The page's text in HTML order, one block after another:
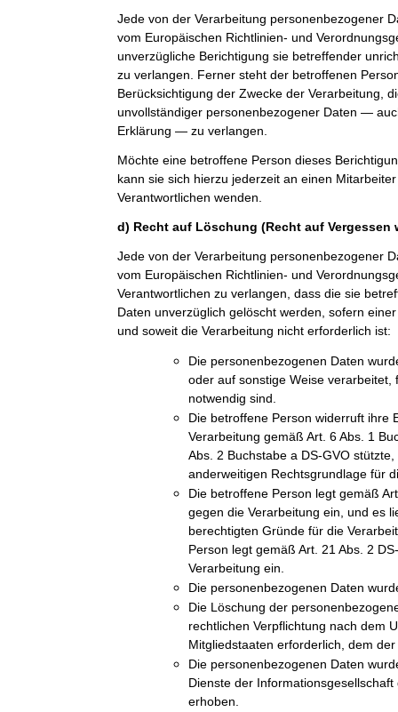
Jede von der Verarbeitung personenbezogener
vom Europäischen Richtlinien- und
unverzügliche Berichtigung sie betreffender
zu verlangen. Ferner steht der betroffenen
Berücksichtigung der Zwecke der Verarbeitung,
unvollständiger personenbezogener Daten —
Erklärung — zu verlangen.
Möchte eine betroffene Person dieses
kann sie sich hierzu jederzeit an einen
Verantwortlichen wenden.
d) Recht auf Löschung (Recht auf Vergessen
Jede von der Verarbeitung personenbezogener
vom Europäischen Richtlinien- und
Verantwortlichen zu verlangen, dass die sie
Daten unverzüglich gelöscht werden, sofern
und soweit die Verarbeitung nicht erforderlich ist:
Die personenbezogenen Daten
oder auf sonstige Weise verarbeitet,
notwendig sind.
Die betroffene Person widerruft ihre
Verarbeitung gemäß Art. 6 Abs. 1
Abs. 2 Buchstabe a DS-GVO
anderweitigen Rechtsgrundlage für
Die betroffene Person legt gemäß
gegen die Verarbeitung ein, und es
berechtigten Gründe für die
Person legt gemäß Art. 21 Abs. 2
Verarbeitung ein.
Die personenbezogenen Daten
Die Löschung der
rechtlichen Verpflichtung nach dem
Mitgliedstaaten erforderlich, dem
Die personenbezogenen Daten
Dienste der
erhoben.